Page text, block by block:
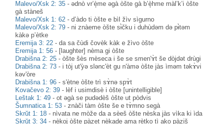
Malevo/Xsk 2: 35 -ədnò vr’è̝me əgà òšte gà b’è̝hme màl’k’i òšte
gà stàneš
Malevo/Xsk 1: 62 -d’àdo ti òšte e bìl žìv sìgurno
Malevo/Xsk 2: 79 - ni znàeme òšte sɨ̀čku i duhùdəm də pɨ̀təm
kàkə p’ètke
Eremija 3: 22 -da sa čùdi čovèk kàk e žìvo òšte
Eremija 1: 56 - [laughter] nèma gi òšte
Drabišna 2: 25 -òšte šès mèseca i še se smen'ɤ̀t še dòjdət drùgi
Drabišna 2: 73 - i tòj ut'ỳə slənc'èt gu n'àmə òšte jàs ìməm təkɤ̀vi
kəv'òre
Drabišna 1: 96 -s'ètne òšte trì sɤ̀nə spɤ̀t
Kovačevo 2: 39 - lèf i usimdisè i òšte [unintelligible]
Leštak 1: 49 -ot əgà se pudədèš òšte ut pòdvis
Šumnatica 1: 53 -znàči tàm òšte še e tɤ̀mno segà
Skrŭt 1: 18 - nìvata ne mòže da a sèeš òšte nèska jàs vìka ki ìda
Skrŭt 3: 34 - nèkoj òšte pàzet nèkade ama rètko tì ako pàziš